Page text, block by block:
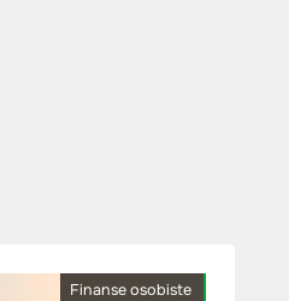
Finanse osobiste